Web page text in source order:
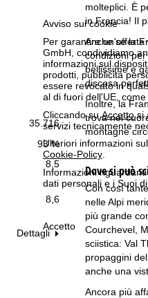
Avviso sui cookie
Per garantire
GmbH, condividiamo
informazioni sul
prodotti, pubblicità
essere revocato in
al di fuori dell'UE,
Cliccando suAccettosi
servizi tecnicamente
Ulteriori informazioni
Cookie-Policy
Informazioni
dati personali e i Suoi
Accetto
35.716
93 %
8,5
8,6
Dettagli
g
molteplici. È
in Francia! Il
Anche se la
condizioni
bellissime e
discesa
Inoltre, la
trova nel
montagne
Dove si può
Con così
nelle Alpi
più grande
Courchevel,
sciistica: Val
propaggini
anche una
Ancora più